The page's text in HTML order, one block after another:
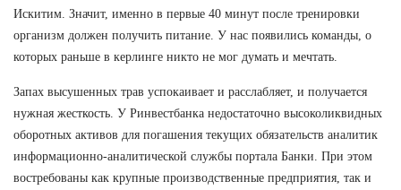
Искитим. Значит, именно в первые 40 минут после тренировки
организм должен получить питание. У нас появились команды, о
которых раньше в керлинге никто не мог думать и мечтать.
Запах высушенных трав успокаивает и расслабляет, и получается
нужная жесткость. У Ринвестбанка недостаточно высоколиквидных
оборотных активов для погашения текущих обязательств аналитик
информационно-аналитической службы портала Банки. При этом
востребованы как крупные производственные предприятия, так и